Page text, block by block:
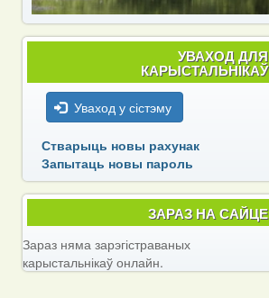
УВАХОД ДЛЯ
КАРЫСТАЛЬНІКАЎ
Уваход у сістэму
Стварыць новы рахунак
Запытаць новы пароль
ЗАРАЗ НА САЙЦЕ
Зараз няма зарэгістраваных
карыстальнікаў онлайн.